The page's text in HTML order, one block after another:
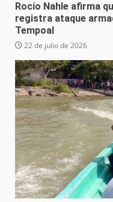
Rocío Nahle afirma
registra ataque
Tempoal
22 de julio de 2026